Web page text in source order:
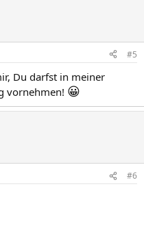
#5
Du darfst in meiner
vornehmen! 😀
#6